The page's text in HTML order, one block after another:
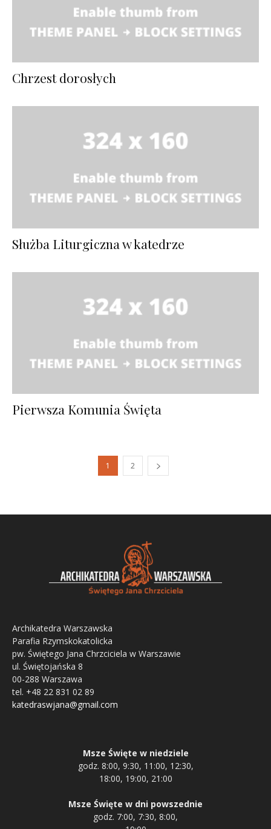
Chrzest dorosłych
Służba Liturgiczna w katedrze
Pierwsza Komunia Święta
1 2
Archikatedra Warszawska
Parafia Rzymskokatolicka
pw. Świętego Jana Chrzciciela w Warszawie
ul. Świętojańska 8
00-288 Warszawa
tel. +48 22 831 02 89
katedraswjana@gmail.com
Msze Święte w niedziele
godz. 8:00, 9:30, 11:00, 12:30,
18:00, 19:00, 21:00
Msze Święte w dni powszednie
godz. 7:00, 7:30, 8:00,